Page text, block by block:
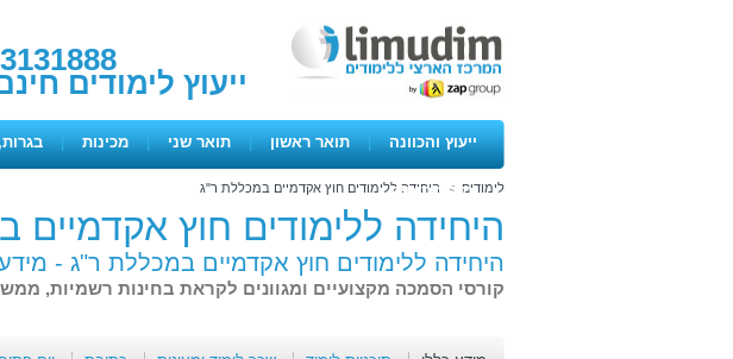
ייעוץ לימודים
ייעוץ והכוונה | תואר ראשון | תואר שני | מכינות |
ימים פתוחיםלימודים > היחידה ללימודים חוץ אקדמיים במכללת ר"ג
היחידה ללימודים חוץ אקדמיים
היחידה ללימודים חוץ אקדמיים במכללת ר"ג -
קורסי הסמכה מקצועיים ומגוונים לקראת בחינות רשמיות,